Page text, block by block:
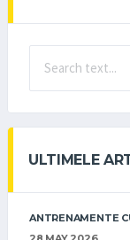
ULTIMELE
ANTRENAMENTE